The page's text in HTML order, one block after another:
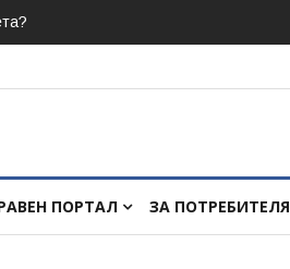
ПОРТАЛ ЗА ПОТРЕБИТЕЛЯ